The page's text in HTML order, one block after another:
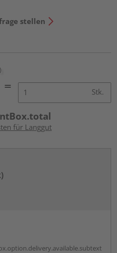
stellen
Stk.
für Langgut